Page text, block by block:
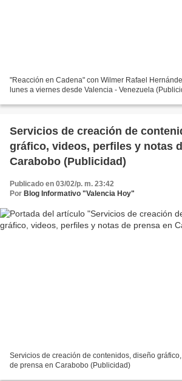
"Reacción en Cadena" con Wilmer Rafael
lunes a viernes desde Valencia - Venezuela
Servicios de creación de
gráfico, videos, perfiles y notas
Carabobo (Publicidad)
Publicado en 03/02/p. m. 23:42
Por Blog Informativo "Valencia Hoy"
Servicios de creación de contenidos, diseño
de prensa en Carabobo (Publicidad)